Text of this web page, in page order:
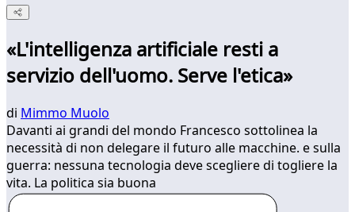
«L'intelligenza artificiale resti a
servizio dell'uomo. Serve l'etica»
di Mimmo Muolo
Davanti ai grandi del mondo Francesco sottolinea la
necessità di non delegare il futuro alle macchine. e sulla
guerra: nessuna tecnologia deve scegliere di togliere la
vita. La politica sia buona